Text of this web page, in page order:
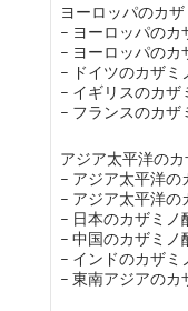
ヨーロッパのカ
– ヨーロッパのカ
– ヨーロッパのカ
– ドイツのカザミ
– イギリスのカザ
– フランスのカザ
アジア太平洋の
– アジア太平洋の
– アジア太平洋の
– 日本のカザミノ
– 中国のカザミノ
– インドのカザミ
– 東南アジアのカ